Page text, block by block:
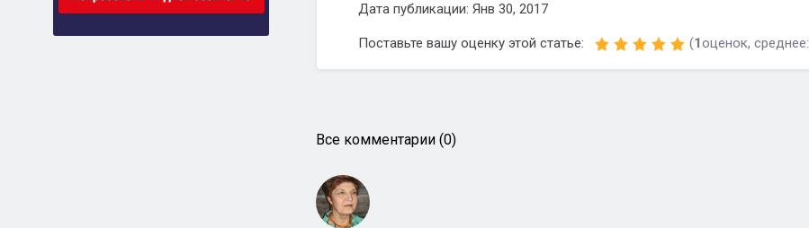
Дата публикации: Янв 30, 2017
Поставьте вашу оценку этой статье: (1оценок, среднее:
Все комментарии (0)